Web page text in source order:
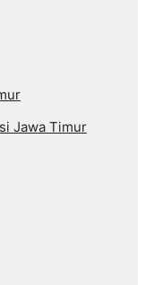
Jawa Timur